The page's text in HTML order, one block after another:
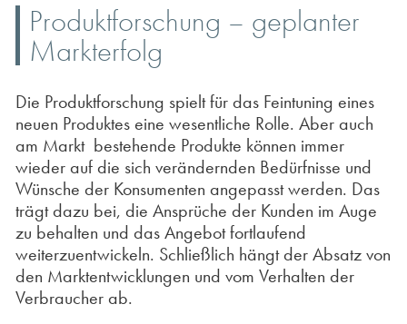
Produktforschung – geplanter
Markterfolg
Die Produktforschung spielt für das Feintuning eines
neuen Produktes eine wesentliche Rolle. Aber auch
am Markt bestehende Produkte können immer
wieder auf die sich verändernden Bedürfnisse und
Wünsche der Konsumenten angepasst werden. Das
trägt dazu bei, die Ansprüche der Kunden im Auge
zu behalten und das Angebot fortlaufend
weiterzuentwickeln. Schließlich hängt der Absatz von
den Marktentwicklungen und vom Verhalten der
Verbraucher ab.